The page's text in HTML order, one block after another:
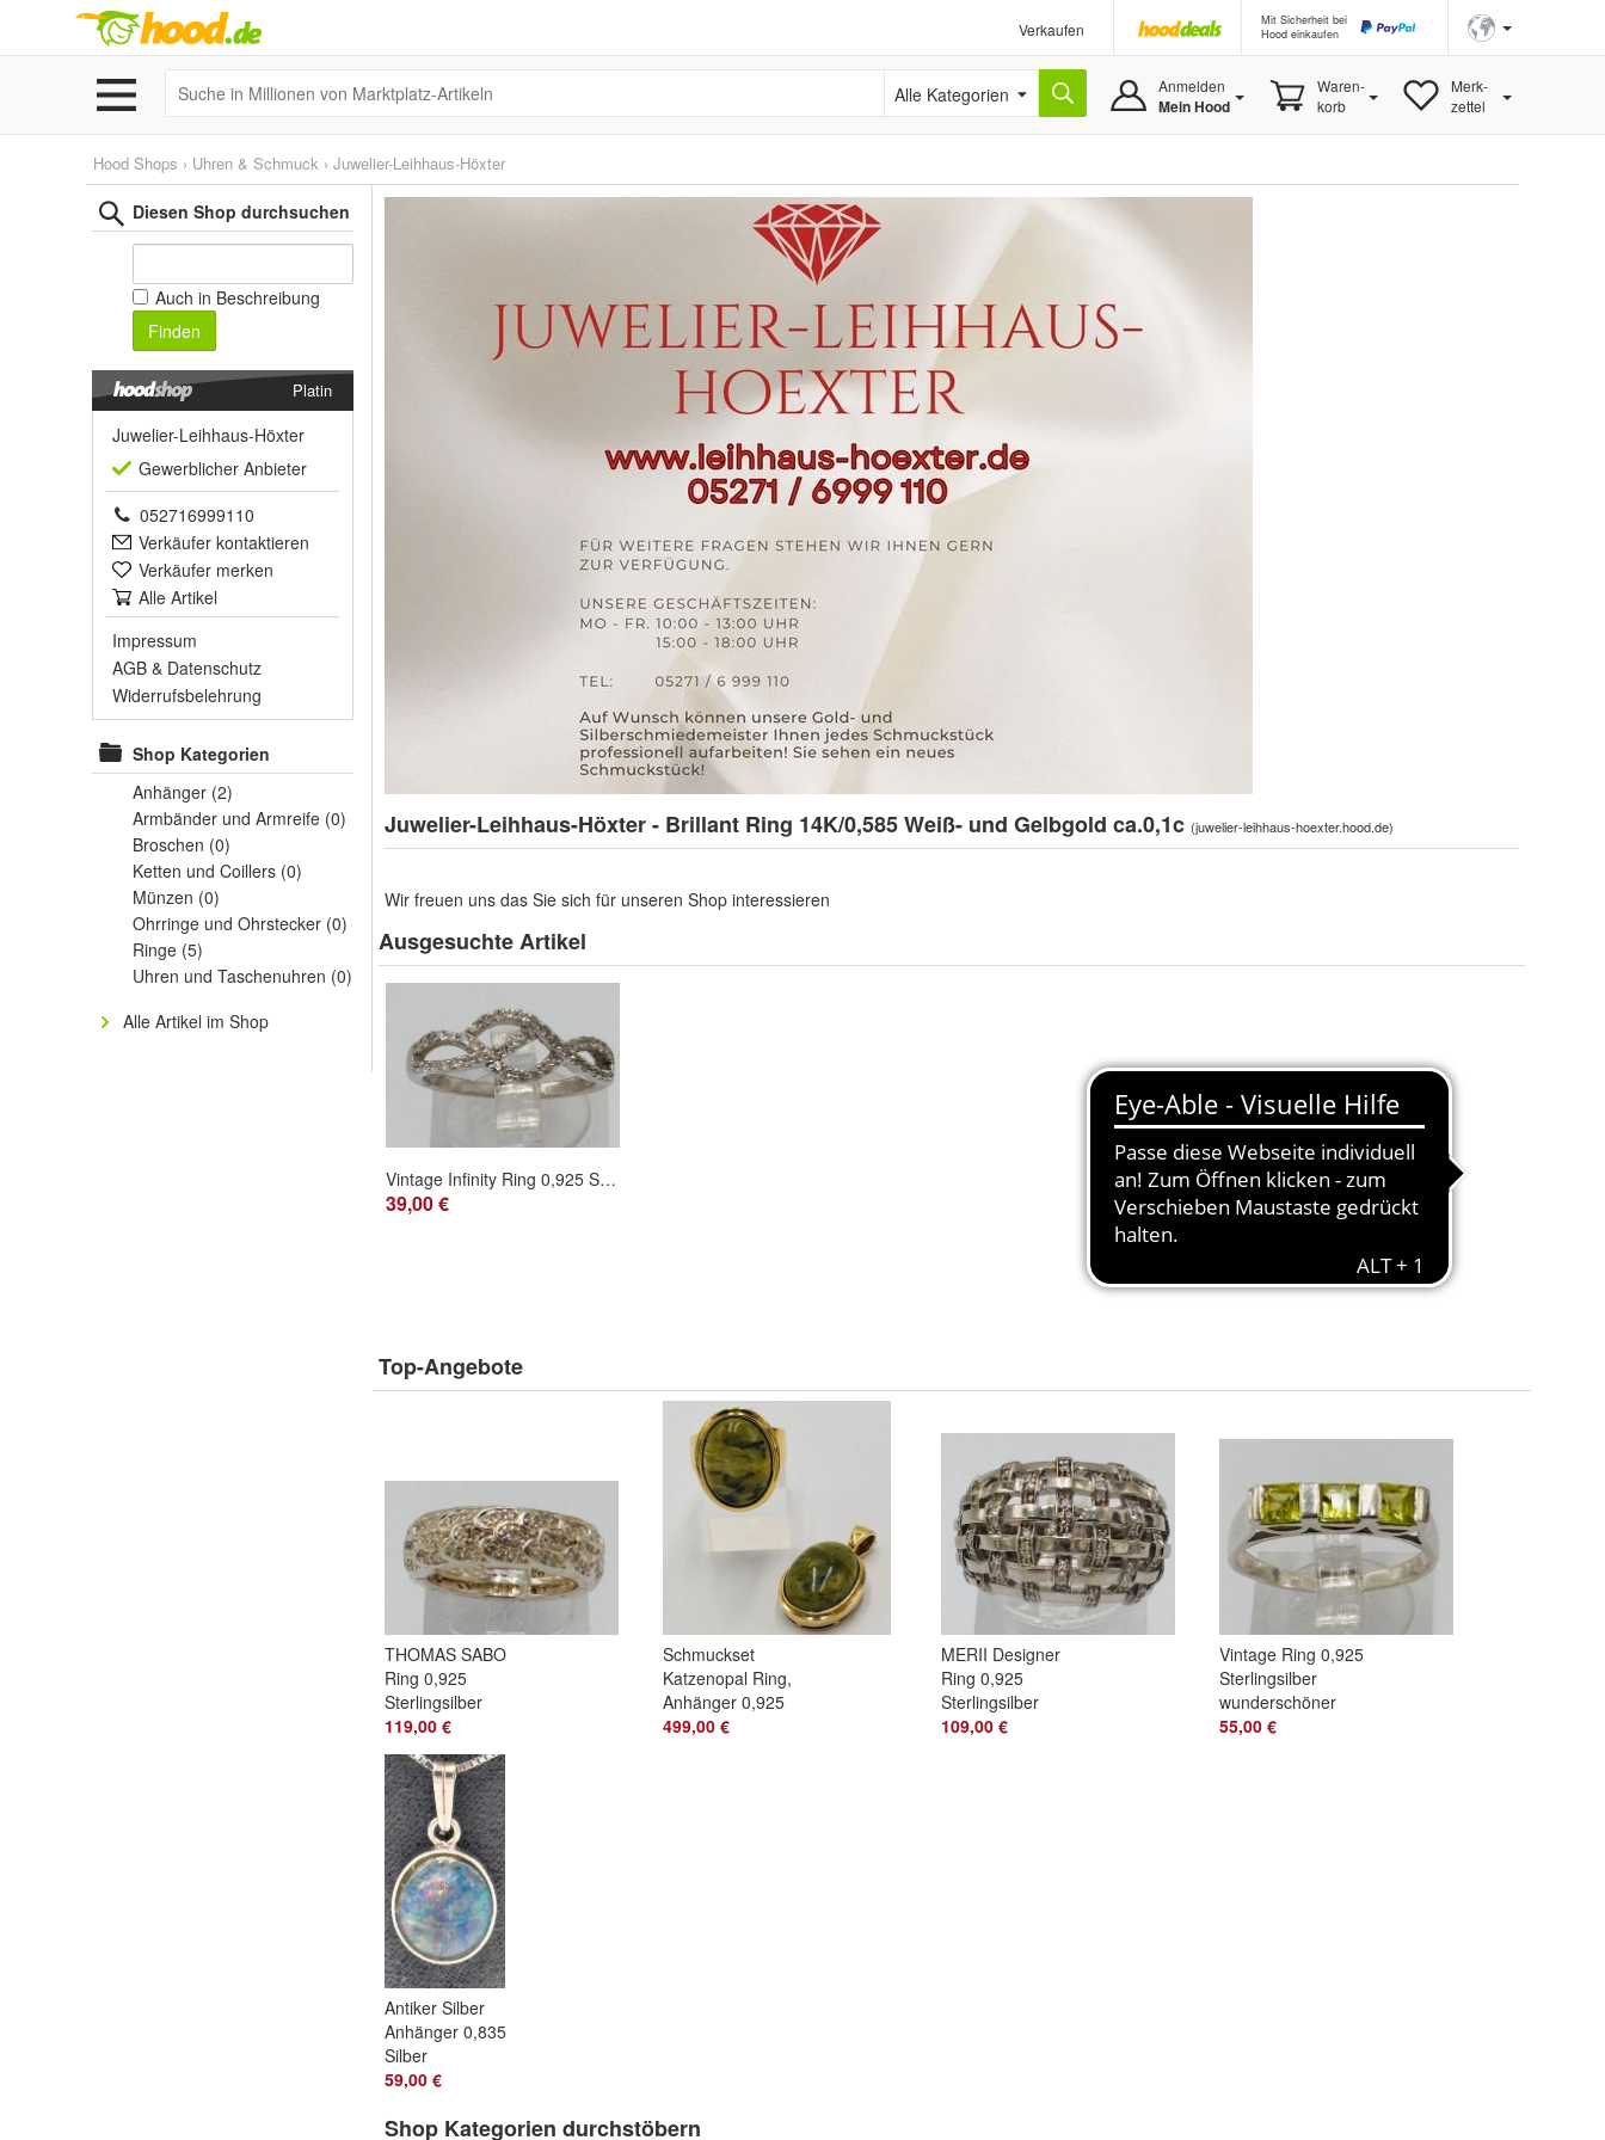
Verkaufen
Mit Sicherheit bei
Hood einkaufen
Alle Kategorien Anmelden
Mein Hood
Waren-
korb
Merk-
zettel
Hood Shops › Uhren & Schmuck › Juwelier-Leihhaus-Höxter
Diesen Shop durchsuchen
Auch in Beschreibung
Finden
Platin
Juwelier-Leihhaus-Höxter
Gewerblicher Anbieter
052716999110
Verkäufer kontaktieren
Verkäufer merken
Alle Artikel
Impressum
AGB & Datenschutz
Widerrufsbelehrung
Shop Kategorien
Anhänger (2)
Armbänder und Armreife (0)
Broschen (0)
Ketten und Coillers (0)
Münzen (0)
Ohrringe und Ohrstecker (0)
Ringe (5)
Uhren und Taschenuhren (0)
Alle Artikel im Shop
Juwelier-Leihhaus-Höxter - Brillant Ring 14K/0,585 Weiß- und Gelbgold ca.0,1c (juwelier-leihhaus-hoexter.hood.de)
Wir freuen uns das Sie sich für unseren Shop interessieren
Ausgesuchte Artikel
Vintage Infinity Ring 0,925 Sterlingsilber funkrle Zirkone Größe 57
39,00 €
Top-Angebote
THOMAS SABO
Ring 0,925
Sterlingsilber
Funkelde Zirkonia
Größe 55
119,00 €
Schmuckset
Katzenopal Ring,
Anhänger 0,925
Sterlingsilber
499,00 €
MERII Designer
Ring 0,925
Sterlingsilber
funkelde Zirkone
109,00 €
Vintage Ring 0,925
Sterlingsilber
wunderschöner
Peridot Größe 62
55,00 €
Antiker Silber
Anhänger 0,835
Silber
wunderschöner
59,00 €
Shop Kategorien durchstöbern